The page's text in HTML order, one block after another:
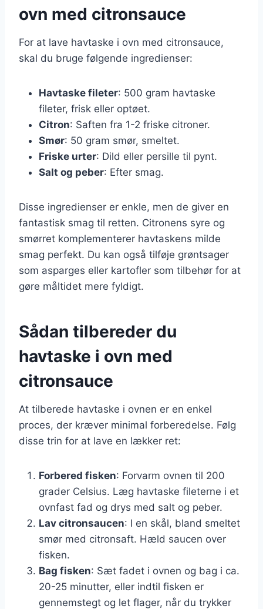
ovn med citronsauce
For at lave havtaske i ovn med citronsauce,
skal du bruge følgende ingredienser:
Havtaske fileter: 500 gram havtaske
fileter, frisk eller optøet.
Citron: Saften fra 1-2 friske citroner.
Smør: 50 gram smør, smeltet.
Friske urter: Dild eller persille til pynt.
Salt og peber: Efter smag.
Disse ingredienser er enkle, men de giver en
fantastisk smag til retten. Citronens syre og
smørret komplementerer havtaskens milde
smag perfekt. Du kan også tilføje grøntsager
som asparges eller kartofler som tilbehør for at
gøre måltidet mere fyldigt.
Sådan tilbereder du
havtaske i ovn med
citronsauce
At tilberede havtaske i ovnen er en enkel
proces, der kræver minimal forberedelse. Følg
disse trin for at lave en lækker ret:
Forbered fisken: Forvarm ovnen til 200
grader Celsius. Læg havtaske fileterne i et
ovnfast fad og drys med salt og peber.
Lav citronsaucen: I en skål, bland smeltet
smør med citronsaft. Hæld saucen over
fisken.
Bag fisken: Sæt fadet i ovnen og bag i ca.
20-25 minutter, eller indtil fisken er
gennemstegt og let flager, når du trykker